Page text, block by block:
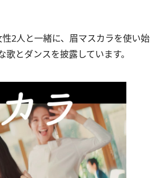
2人と一緒に、眉マスカラを使い始
とダンスを披露しています。